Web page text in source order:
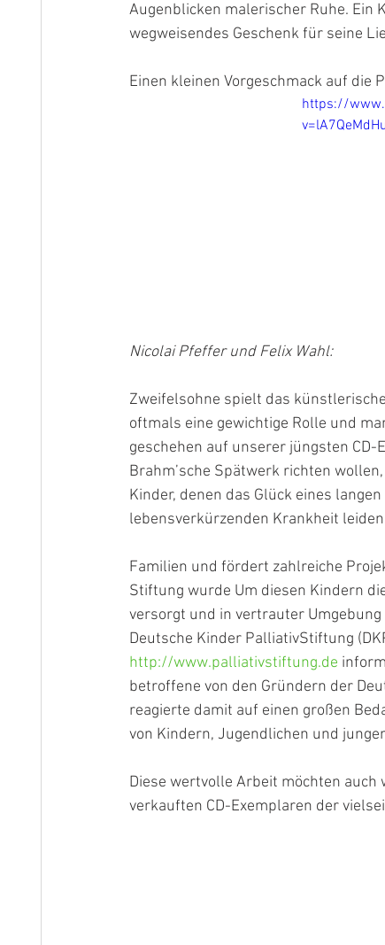
Augenblicken malerischer Ruhe. Ein
wegweisendes Geschenk für seine
Einen kleinen Vorgeschmack auf die
https://
Nicolai Pfeffer und Felix Wahl:
Zweifelsohne spielt das
oftmals eine gewichtige Rolle und
geschehen auf unserer jüngsten
Brahm’sche Spätwerk richten
Kinder, denen das Glück eines
lebensverkürzenden Krankheit
Familien und fördert zahlreiche
Stiftung wurde Um diesen Kindern
versorgt und in vertrauter
Deutsche Kinder PalliativStiftung
http://www.palliativstiftung.de
betroffene von den Gründern der
reagierte damit auf einen großen
von Kindern, Jugendlichen und
Diese wertvolle Arbeit möchten
verkauften CD-Exemplaren der